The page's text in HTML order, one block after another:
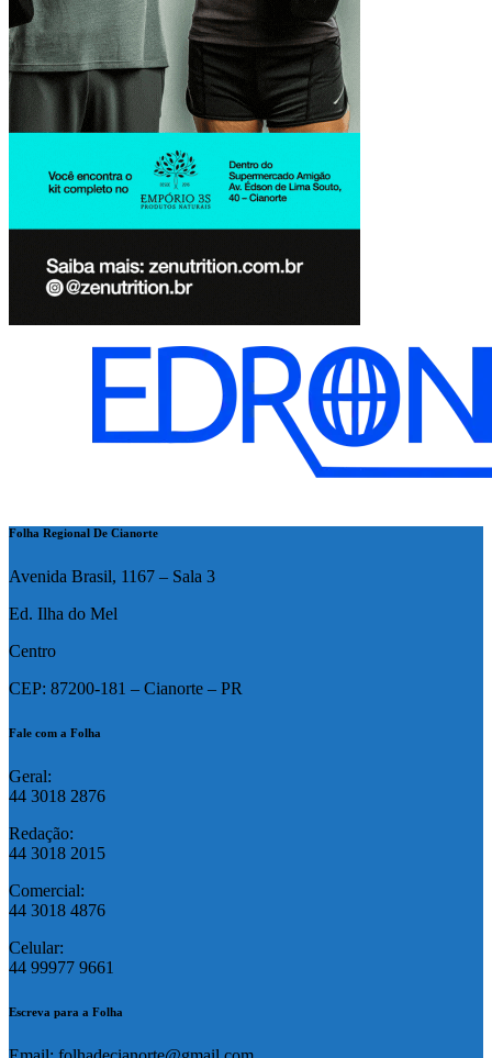
Folha Regional De Cianorte
Avenida Brasil, 1167 – Sala 3
Ed. Ilha do Mel
Centro
CEP: 87200-181 – Cianorte – PR
Fale com a Folha
Geral:
44 3018 2876
Redação:
44 3018 2015
Comercial:
44 3018 4876
Celular:
44 99977 9661
Escreva para a Folha